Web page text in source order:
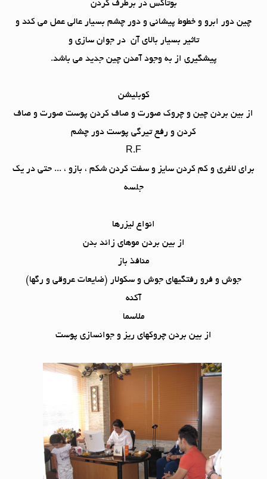
بوتاکس در برطرف کردن
چین دور ابرو و خطوط پیشانی و دور چشم بسیار عالی عمل می کند و
تاثیر بسیار بالای آن در جوان سازی و
پیشگیری از به وجود آمدن چین جدید می باشد.
کوبلیشن
از بین بردن چین و چروک صورت و صاف کردن پوست صورت و صاف
کردن و رفع تیرگی پوست دور چشم
R.F
برای لاغری و کم کردن سایز و سفت کردن شکم ، بازو ، ... حتی در یک
جلسه
انواع لیزرها
از بین بردن موهای زائد بدن
منافذ باز
جوش و فرو رفتگیهای جوش و سکولار (ضایعات عروقی و رگها)
آکنه
ملاسما
از بین بردن چروکهای ریز و جوانسازی پوست